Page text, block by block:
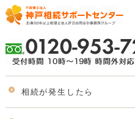
相続が発生したら